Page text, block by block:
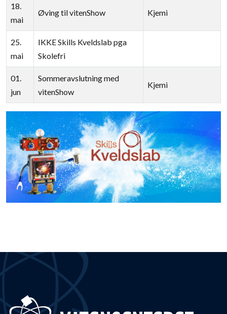
18.
mai
Øving til vitenShow Kjemi
25.
mai
IKKE Skills Kveldslab pga
Skolefri
01.
jun
Sommeravslutning med
vitenShow
Kjemi